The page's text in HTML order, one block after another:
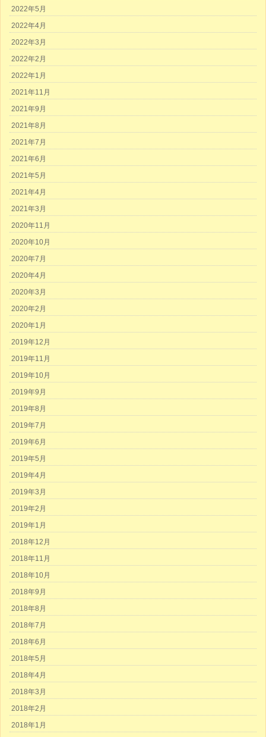
2022年5月
2022年4月
2022年3月
2022年2月
2022年1月
2021年11月
2021年9月
2021年8月
2021年7月
2021年6月
2021年5月
2021年4月
2021年3月
2020年11月
2020年10月
2020年7月
2020年4月
2020年3月
2020年2月
2020年1月
2019年12月
2019年11月
2019年10月
2019年9月
2019年8月
2019年7月
2019年6月
2019年5月
2019年4月
2019年3月
2019年2月
2019年1月
2018年12月
2018年11月
2018年10月
2018年9月
2018年8月
2018年7月
2018年6月
2018年5月
2018年4月
2018年3月
2018年2月
2018年1月